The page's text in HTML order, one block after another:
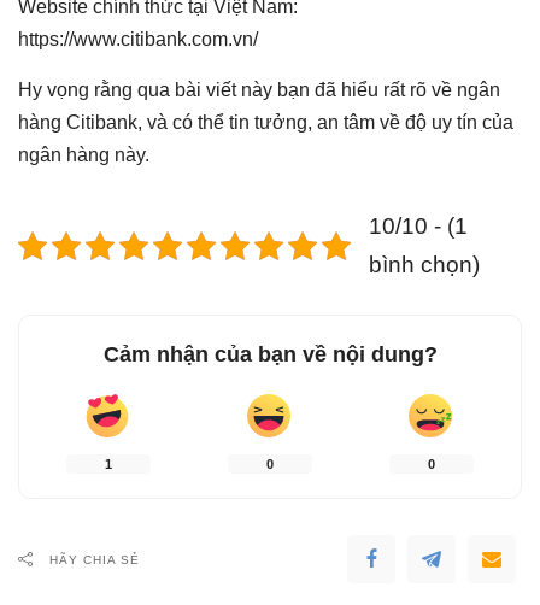
Website chính thức tại Việt Nam:
https://www.citibank.com.vn/
Hy vọng rằng qua bài viết này bạn đã hiểu rất rõ về ngân
hàng Citibank, và có thể tin tưởng, an tâm về độ uy tín của
ngân hàng này.
10/10 - (1
bình chọn)
Cảm nhận của bạn về nội dung?
1 0 0
HÃY CHIA SẺ